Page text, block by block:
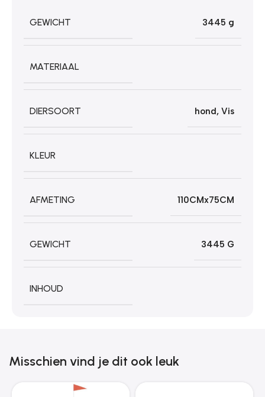
GEWICHT 3445 g
MATERIAAL
DIERSOORT hond, Vis
KLEUR
AFMETING 110CMx75CM
GEWICHT 3445 G
INHOUD
Misschien vind je dit ook leuk